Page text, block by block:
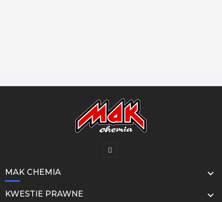
MAK CHEMIA 
KWESTIE PRAWNE 